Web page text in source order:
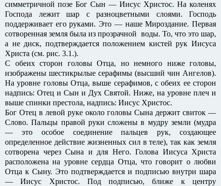
симметричной позе Бог Сын — Иисус Христос. На коленях
Господа лежит шар с разноцветными слоями. Господь
поддерживает его руками. Это — наше Мироздание. Первая
сотворенная земля была из прозрачной воды. То, что это шар,
а не диск, подтверждается положением кистей рук Иисуса
Христа (см. рис. 3.1.).
С обеих сторон головы Отца, но немного ниже головы,
изображены шестикрылые серафимы (высший чин Ангелов).
На уровне головы Отца, выше серафимов, с обеих ее сторон
надпись: Отец и Сын и Дух Святой. Ниже, на уровне плеч и
выше спинки престола, надпись: Иисус Христос.
Бог Отец в левой руке около головы Сына держит свиток —
Слово. Пальцы правой руки сложены в мудру земли (мудра
— это особое соединение пальцев рук, создающее
определенное действие жизненных сил в теле), так как земля
сотворена через Сына и для Него. Голова Иисуса Христа
расположена на уровне сердца Отца, что говорит о любви
Отца к Сыну. Это подтверждается и подписью внутри шара
— Иисус Христос. Под подписью, ближе к центру